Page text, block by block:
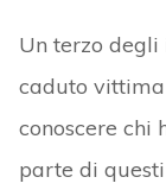
Un terzo
caduto
conoscere chi
parte di